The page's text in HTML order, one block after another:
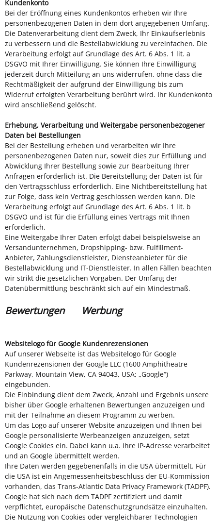
Kundenkonto
Bei der Eröffnung eines Kundenkontos erheben wir Ihre
personenbezogenen Daten in dem dort angegebenen Umfang.
Die Datenverarbeitung dient dem Zweck, Ihr Einkaufserlebnis
zu verbessern und die Bestellabwicklung zu vereinfachen. Die
Verarbeitung erfolgt auf Grundlage des Art. 6 Abs. 1 lit. a
DSGVO mit Ihrer Einwilligung. Sie können Ihre Einwilligung
jederzeit durch Mitteilung an uns widerrufen, ohne dass die
Rechtmäßigkeit der aufgrund der Einwilligung bis zum
Widerruf erfolgten Verarbeitung berührt wird. Ihr Kundenkonto
wird anschließend gelöscht.
Erhebung, Verarbeitung und Weitergabe personenbezogener
Daten bei Bestellungen
Bei der Bestellung erheben und verarbeiten wir Ihre
personenbezogenen Daten nur, soweit dies zur Erfüllung und
Abwicklung Ihrer Bestellung sowie zur Bearbeitung Ihrer
Anfragen erforderlich ist. Die Bereitstellung der Daten ist für
den Vertragsschluss erforderlich. Eine Nichtbereitstellung hat
zur Folge, dass kein Vertrag geschlossen werden kann. Die
Verarbeitung erfolgt auf Grundlage des Art. 6 Abs. 1 lit. b
DSGVO und ist für die Erfüllung eines Vertrags mit Ihnen
erforderlich.
Eine Weitergabe Ihrer Daten erfolgt dabei beispielsweise an
Versandunternehmen, Dropshipping- bzw. Fulfillment-
Anbieter, Zahlungsdienstleister, Diensteanbieter für die
Bestellabwicklung und IT-Dienstleister. In allen Fällen beachten
wir strikt die gesetzlichen Vorgaben. Der Umfang der
Datenübermittlung beschränkt sich auf ein Mindestmaß.
Bewertungen Werbung
Websitelogo für Google Kundenrezensionen
Auf unserer Webseite ist das Websitelogo für Google
Kundenrezensionen der Google LLC (1600 Amphitheatre
Parkway, Mountain View, CA 94043, USA; „Google“)
eingebunden.
Die Einbindung dient dem Zweck, Anzahl und Ergebnis unsere
bisher über Google erhaltenen Bewertungen anzuzeigen und
mit der Teilnahme an diesem Programm zu werben.
Um das Logo auf unserer Website anzuzeigen und Ihnen bei
Google personalisierte Werbeanzeigen anzuzeigen, setzt
Google Cookies ein. Dabei kann u.a. Ihre IP-Adresse verarbeitet
und an Google übermittelt werden.
Ihre Daten werden gegebenenfalls in die USA übermittelt. Für
die USA ist ein Angemessenheitsbeschluss der EU-Kommission
vorhanden, das Trans-Atlantic Data Privacy Framework (TADPF).
Google hat sich nach dem TADPF zertifiziert und damit
verpflichtet, europäische Datenschutzgrundsätze einzuhalten.
Die Nutzung von Cookies oder vergleichbarer Technologien